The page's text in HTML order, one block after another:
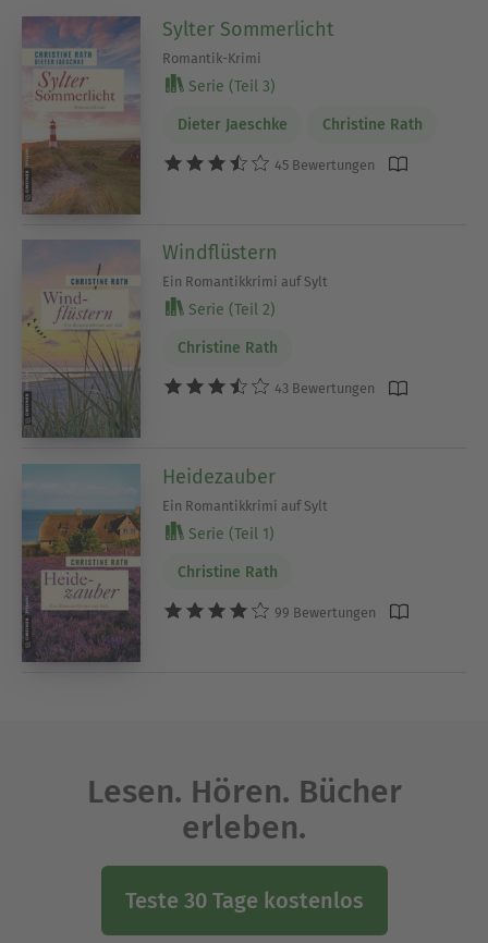
Sylter Sommerlicht
Romantik-Krimi
Serie (Teil 3)
Dieter Jaeschke Christine Rath
45 Bewertungen
Windflüstern
Ein Romantikkrimi auf Sylt
Serie (Teil 2)
Christine Rath
43 Bewertungen
Heidezauber
Ein Romantikkrimi auf Sylt
Serie (Teil 1)
Christine Rath
99 Bewertungen
Lesen. Hören. Bücher
erleben.
Teste 30 Tage kostenlos